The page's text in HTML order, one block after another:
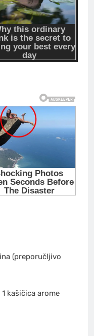
(preporučljivo
kašičica arome